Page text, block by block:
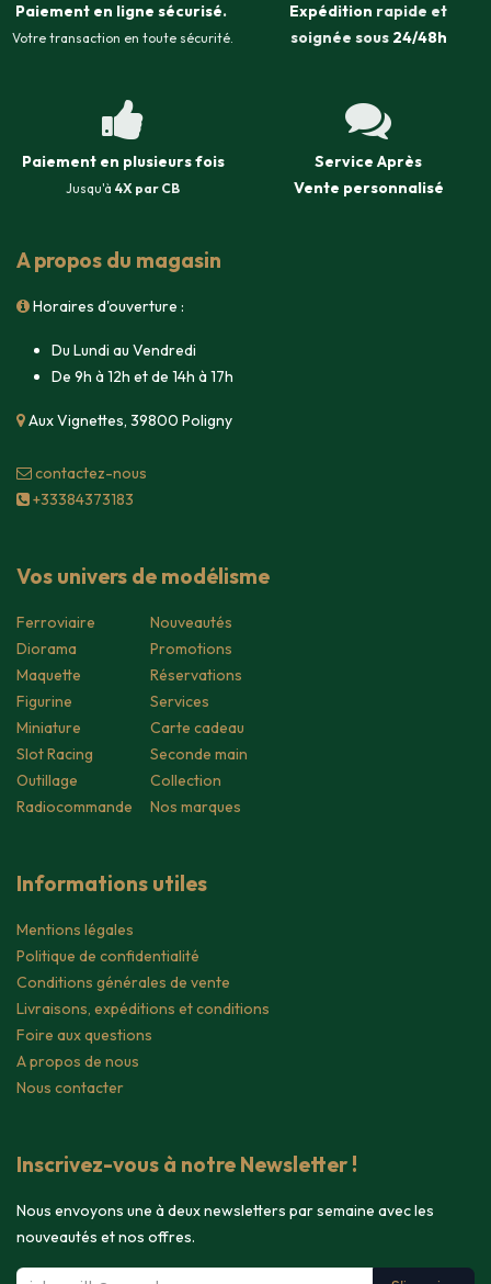
Paiement en ligne sécurisé.
Votre transaction en toute sécurité.
Expédition rapide et
soignée sous 24/48h
Paiement en plusieurs fois
Jusqu'à 4X par CB
Service Après
Vente personnalisé
A propos du magasin
Horaires d'ouverture :
Du Lundi au Vendredi
De 9h à 12h et de 14h à 17h
Aux Vignettes, 39800 Poligny
contacte​z-nous
+33384373183
Vos univers de modélisme
Ferroviaire
Diorama
Maquette
Figurine
Miniature
Slot Racing
Outillage
Radiocommande
Nouveautés
Promotions
Réservations
Services
Carte cadeau
Seconde main
Collection
Nos marques
Informations utiles
Mentions légales
Politique de confidentialité
Conditions générales de vente
Livraisons, expéditions et conditions
Foire aux questions
A propos de nous
Nous contacter
Inscrivez-vous à notre Newsletter !
Nous envoyons une à deux newsletters par semaine avec les
nouveautés et nos offres.